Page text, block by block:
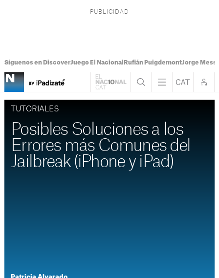
Síguenos en DiscoverJuego El Nacional Rufián PuigdemontJorge Messi
TUTORIALES
Posibles Soluciones a los
Errores más Comunes del
Jailbreak (iPhone y iPad)